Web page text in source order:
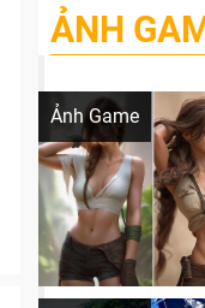
ẢNH
Ảnh Game
Lala Croft vừa
Khi AI Cosplay